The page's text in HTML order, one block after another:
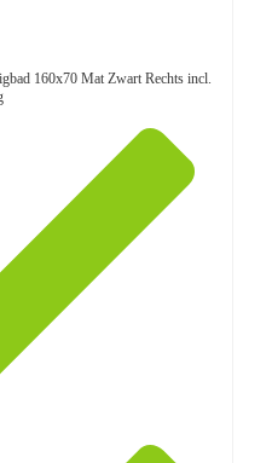
160x70 Mat Zwart Rechts incl.